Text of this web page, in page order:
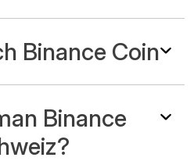
Binance Coin
Binance